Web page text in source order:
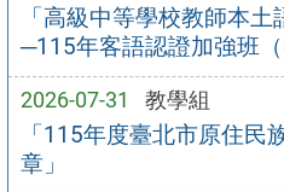
「高級中等學校教師本
─115年客語認證加強班（
2026-07-31 教學組
「115年度臺北市原住民
章」